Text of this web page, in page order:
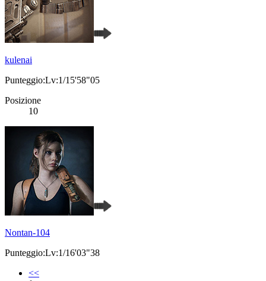
kulenai
Punteggio:Lv:1/15'58"05
Posizione
10
Nontan-104
Punteggio:Lv:1/16'03"38
<<